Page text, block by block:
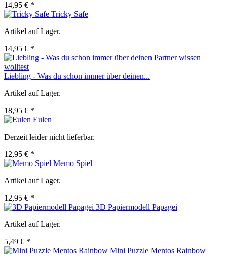
14,95 € *
Tricky Safe
Artikel auf Lager.
14,95 € *
Liebling - Was du schon immer über deinen...
Artikel auf Lager.
18,95 € *
Eulen
Derzeit leider nicht lieferbar.
12,95 € *
Memo Spiel
Artikel auf Lager.
12,95 € *
3D Papiermodell Papagei
Artikel auf Lager.
5,49 € *
Mini Puzzle Mentos Rainbow